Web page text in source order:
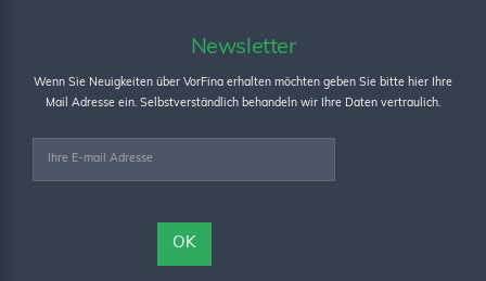
Newsletter
Wenn Sie Neuigkeiten über VorFina erhalten möchten geben Sie bitte hier Ihre
Mail Adresse ein. Selbstverständlich behandeln wir Ihre Daten vertraulich.